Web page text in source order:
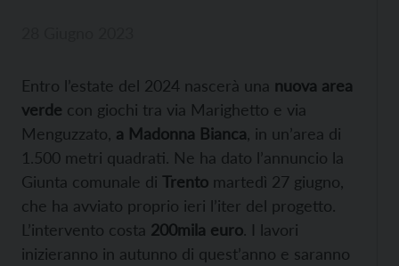
Entro l’estate del 2024 nascerà una nuova area
verde con giochi tra via Marighetto e via
Menguzzato, a Madonna Bianca , in un’area di
1.500 metri quadrati. Ne ha dato l’annuncio la
Giunta comunale di Trento martedì 27 giugno,
che ha avviato proprio ieri l’iter del progetto.
L’intervento costa 200mila euro. I lavori
inizieranno in autunno di quest’anno e saranno